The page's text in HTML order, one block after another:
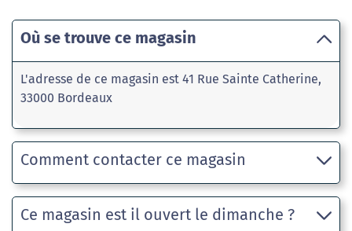
Où se trouve ce magasin
L'adresse de ce magasin est 41 Rue Sainte Catherine,
33000 Bordeaux
Comment contacter ce magasin
Ce magasin est il ouvert le dimanche ?